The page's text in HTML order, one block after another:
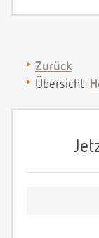
Zurück
Übersicht: